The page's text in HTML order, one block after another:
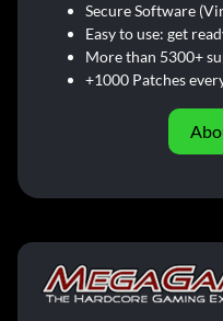
Secure Software
Easy to use: get
More than 5300+
+1000 Patches